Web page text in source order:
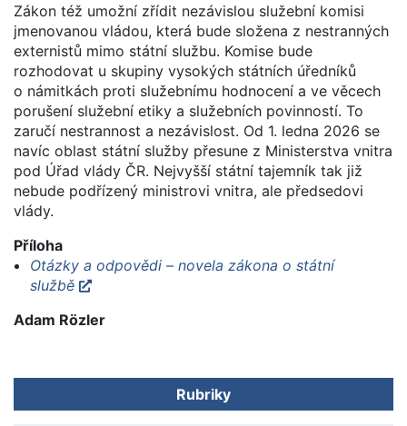
Zákon též umožní zřídit nezávislou služební komisi
jmenovanou vládou, která bude složena z nestranných
externistů mimo státní službu. Komise bude
rozhodovat u skupiny vysokých státních úředníků
o námitkách proti služebnímu hodnocení a ve věcech
porušení služební etiky a služebních povinností. To
zaručí nestrannost a nezávislost. Od 1. ledna 2026 se
navíc oblast státní služby přesune z Ministerstva vnitra
pod Úřad vlády ČR. Nejvyšší státní tajemník tak již
nebude podřízený ministrovi vnitra, ale předsedovi
vlády.
Příloha
Otázky a odpovědi – novela zákona o státní
službě
Adam Rözler
Rubriky